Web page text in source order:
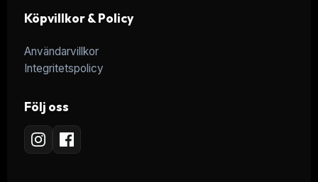
Köpvillkor & Policy
Användarvillkor
Integritetspolicy
Följ oss